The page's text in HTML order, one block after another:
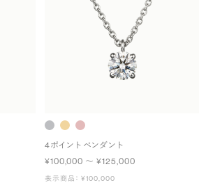
4ポイント ペンダント
¥100,000 〜 ¥125,000
表示商品： ¥100,000